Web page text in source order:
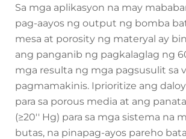
Sa mga aplikasyon na may
pag-aayos ng output ng bomba
mesa at porosity ng materyal ay
ang panganib ng pagkalaglag ng
mga resulta ng mga pagsusulit sa
pagmamakinis. Iprioritize ang
para sa porous media at ang
(≥20'' Hg) para sa mga sistema na
butas, na pinapag-ayos pareho